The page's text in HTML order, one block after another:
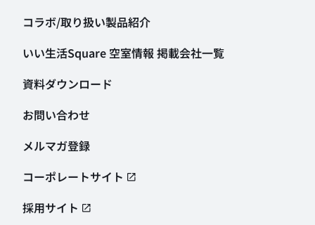
コラボ/取り扱い製品紹介
いい生活Square 空室情報 掲載会社一覧
資料ダウンロード
お問い合わせ
メルマガ登録
コーポレートサイト
採用サイト